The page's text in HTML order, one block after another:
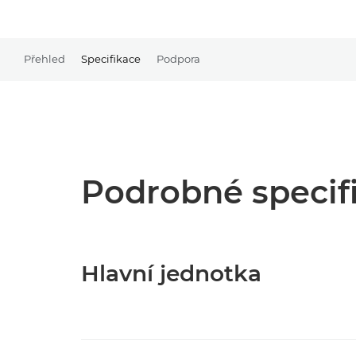
Přehled Specifikace Podpora
Podrobné
Hlavní jednotka